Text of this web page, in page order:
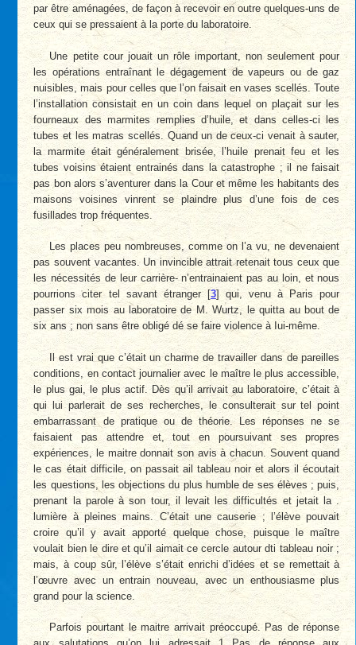
par être aménagées, de façon à recevoir en outre quelques-uns de
ceux qui se pressaient à la porte du laboratoire.
Une petite cour jouait un rôle important, non seulement pour
les opérations entraînant le dégagement de vapeurs ou de gaz
nuisibles, mais pour celles que l’on faisait en vases scellés. Toute
l’installation consistait en un coin dans lequel on plaçait sur les
fourneaux des marmites remplies d’huile, et dans celles-ci les
tubes et les matras scellés. Quand un de ceux-ci venait à sauter,
la marmite était généralement brisée, l’huile prenait feu et les
tubes voisins étaient entrainés dans la catastrophe ; il ne faisait
pas bon alors s’aventurer dans la Cour et même les habitants des
maisons voisines vinrent se plaindre plus d’une fois de ces
fusillades trop fréquentes.
Les places peu nombreuses, comme on l’a vu, ne devenaient
pas souvent vacantes. Un invincible attrait retenait tous ceux que
les nécessités de leur carrière- n’entrainaient pas au loin, et nous
pourrions citer tel savant étranger[3]qui, venu à Paris pour
passer six mois au laboratoire de M. Wurtz, le quitta au bout de
six ans ; non sans être obligé dé se faire violence à Iui-même.
Il est vrai que c’était un charme de travailler dans de pareilles
conditions, en contact journalier avec le maître le plus accessible,
le plus gai, le plus actif. Dès qu’il arrivait au laboratoire, c’était à
qui lui parlerait de ses recherches, le consulterait sur tel point
embarrassant de pratique ou de théorie. Les réponses ne se
faisaient pas attendre et, tout en poursuivant ses propres
expériences, le maitre donnait son avis à chacun. Souvent quand
le cas était difficile, on passait ail tableau noir et alors il écoutait
les questions, les objections du plus humble de ses élèves ; puis,
prenant la parole à son tour, il levait les difficultés et jetait la .
lumière à pleines mains. C’était une causerie ; l’élève pouvait
croire qu’il y avait apporté quelque chose, puisque le maître
voulait bien le dire et qu’il aimait ce cercle autour dti tableau noir ;
mais, à coup sûr, l’élève s’était enrichi d’idées et se remettait à
l’œuvre avec un entrain nouveau, avec un enthousiasme plus
grand pour la science.
Parfois pourtant le maitre arrivait préoccupé. Pas de réponse